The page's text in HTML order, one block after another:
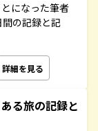
になった筆者
の記録と記
詳細を見る
る旅の記録と